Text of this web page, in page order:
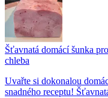
Šťavnatá domácí šunka
chleba
Uvařte si dokonalou
snadného receptu!